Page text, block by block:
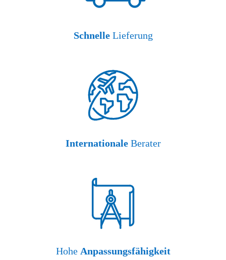
SchnelleLieferung
InternationaleBerater
Hohe Anpassungsfähigkeit